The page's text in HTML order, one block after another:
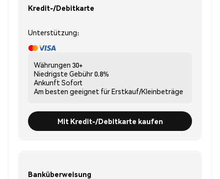
Kredit-/Debitkarte
Unterstützung:
Währungen 30+
Niedrigste Gebühr0.8%
Ankunft Sofort
Am besten geeignet fürErstkauf/Kleinbeträge
Mit Kredit-/Debitkarte kaufen
Banküberweisung